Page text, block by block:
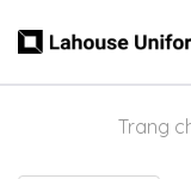
Trang